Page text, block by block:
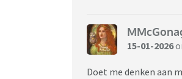
15-01-2026
Doet me denken aan